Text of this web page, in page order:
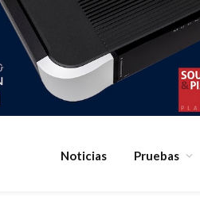
Noticias Pruebas